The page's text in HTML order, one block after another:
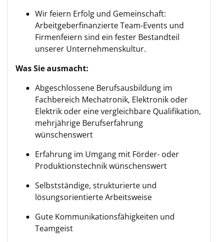
Wir feiern Erfolg und Gemeinschaft:
Arbeitgeberfinanzierte Team-Events und
Firmenfeiern sind ein fester Bestandteil
unserer Unternehmenskultur.
Was Sie ausmacht:
Abgeschlossene Berufsausbildung im
Fachbereich Mechatronik, Elektronik oder
Elektrik oder eine vergleichbare Qualifikation,
mehrjährige Berufserfahrung
wünschenswert
Erfahrung im Umgang mit Förder- oder
Produktionstechnik wünschenswert
Selbstständige, strukturierte und
lösungsorientierte Arbeitsweise
Gute Kommunikationsfähigkeiten und
Teamgeist